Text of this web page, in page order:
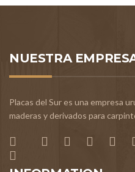
NUESTRA
Placas del Sur es una empresa
maderas y derivados para